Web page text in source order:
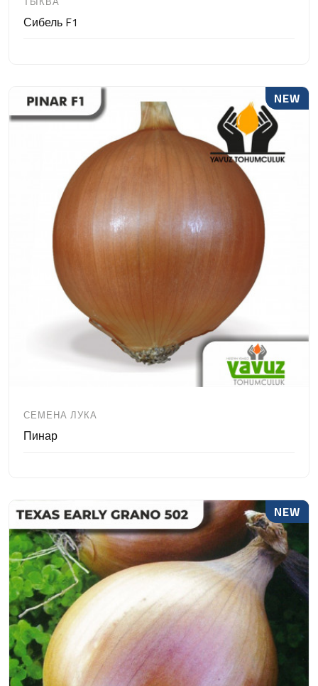
Сибель F1
NEW
СЕМЕНА ЛУКА
Пинар
NEW